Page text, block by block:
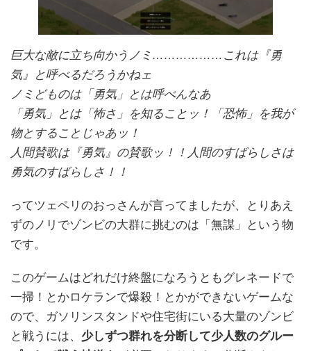
巨大な敵に立ち向かうノミ………………これは『勇
気』と呼べるだろうかねェ
ノミどものは「勇気」とは呼べんなあ
「勇気」とは「怖さ」を知ることッ！「恐怖」を我が
物とすることじゃあッ！
人間賛歌は『勇気』の賛歌ッ！！人間のすばらしさは
勇気のすばらしさ！！
ってツェペリのおっさんが言ってましたが、とりあえ
ずのノリでゾンビの大群に挑むのは「無謀」という物
です。
このゲームはどれだけ終盤になろうともグレネードで
一掃！とかロケランで爆殺！とかができないゲームな
ので、ガソリンスタンドや住宅街にいる大量のゾンビ
と戦うには、 少しずつ群れを分断して少人数のグルー